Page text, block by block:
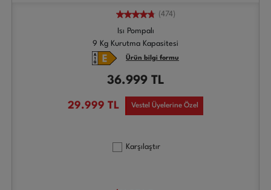
(474)
Isı Pompalı
9 Kg Kurutma Kapasitesi
Ürün bilgi formu
36.999 TL
29.999 TL Vestel Üyelerine Özel
Karşılaştır